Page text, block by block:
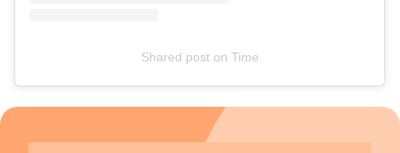
Gisele Reis Pappi enfatiza a importância de observar se os
proteção individuais) pelos profissionais – no caso,
máscaras, luvas, aventais e toucas.
Shared poston Time